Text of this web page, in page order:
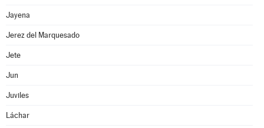
Jayena
Jerez del Marquesado
Jete
Jun
Juviles
Láchar